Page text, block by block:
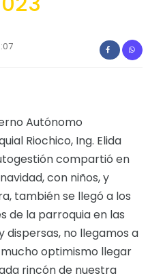
- PAC
- POA
Y REPORTES
y balances
Autónomo
Riochico, Ing. Elida
compartió en
con niños, y
también se llegó a los
de la parroquia en las
dispersas, no llegamos a
optimismo llegar
rincón de nuestra